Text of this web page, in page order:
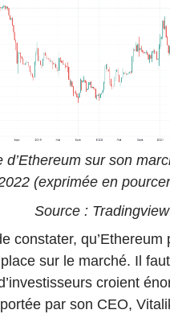
d’Ethereum sur son
(exprimée en
Source : Tradingview
constater, qu’Ethereum
sur le marché. Il
croient
par son CEO,